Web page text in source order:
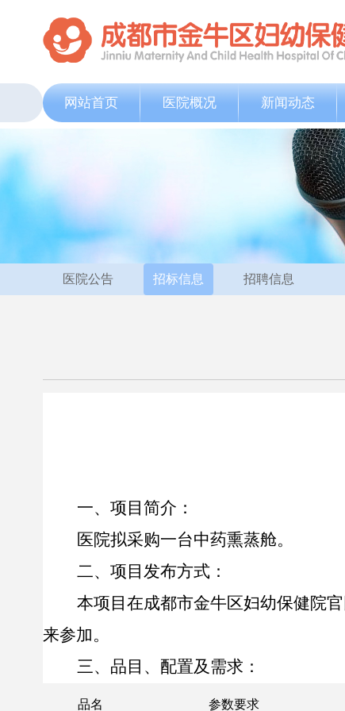
网站首页 医院概况 新闻动态
医院公告 招标信息 招聘信息
一、 项目简介 ：
医院拟采购一台中药熏蒸舱。
二、 项目发布方式：
本项目在成都市金牛区妇幼保健院官
来参加。
三、 品目、配置及需求 ：
品名 参数要求